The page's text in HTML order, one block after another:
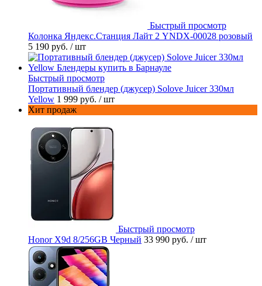
Быстрый просмотр
Колонка Яндекс.Станция Лайт 2 YNDX-00028 розовый
5 190 руб. / шт
Быстрый просмотр
Портативный блендер (джусер) Solove Juicer 330мл
Yellow 1 999 руб. / шт
Хит продаж
Быстрый просмотр
Honor X9d 8/256GB Черный 33 990 руб. / шт